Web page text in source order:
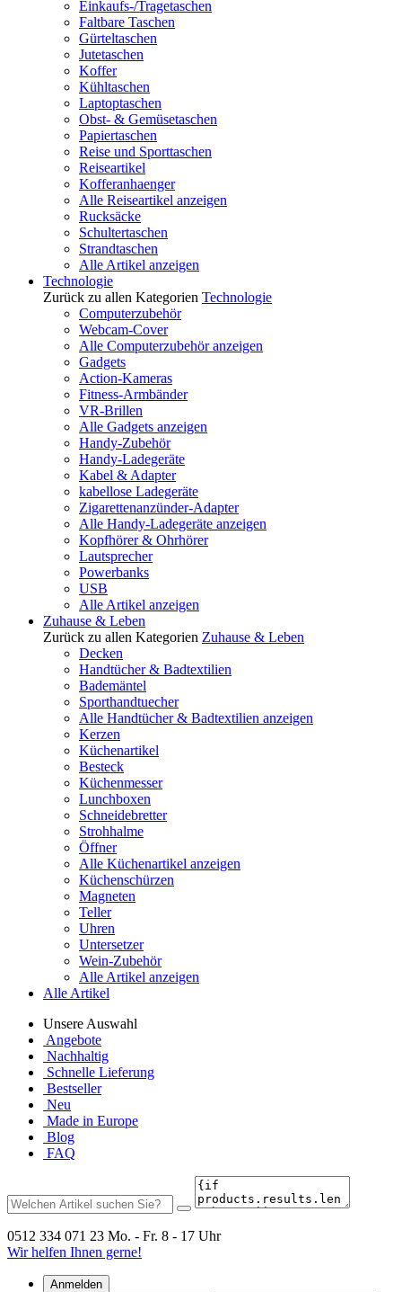
Einkaufs-/Tragetaschen
Faltbare Taschen
Gürteltaschen
Jutetaschen
Koffer
Kühltaschen
Laptoptaschen
Obst- & Gemüsetaschen
Papiertaschen
Reise und Sporttaschen
Reiseartikel
Kofferanhaenger
Alle Reiseartikel anzeigen
Rucksäcke
Schultertaschen
Strandtaschen
Alle Artikel anzeigen
Technologie
Zurück zu allen Kategorien Technologie
Computerzubehör
Webcam-Cover
Alle Computerzubehör anzeigen
Gadgets
Action-Kameras
Fitness-Armbänder
VR-Brillen
Alle Gadgets anzeigen
Handy-Zubehör
Handy-Ladegeräte
Kabel & Adapter
kabellose Ladegeräte
Zigarettenanzünder-Adapter
Alle Handy-Ladegeräte anzeigen
Kopfhörer & Ohrhörer
Lautsprecher
Powerbanks
USB
Alle Artikel anzeigen
Zuhause & Leben
Zurück zu allen Kategorien Zuhause & Leben
Decken
Handtücher & Badtextilien
Bademäntel
Sporthandtuecher
Alle Handtücher & Badtextilien anzeigen
Kerzen
Küchenartikel
Besteck
Küchenmesser
Lunchboxen
Schneidebretter
Strohhalme
Öffner
Alle Küchenartikel anzeigen
Küchenschürzen
Magneten
Teller
Uhren
Untersetzer
Wein-Zubehör
Alle Artikel anzeigen
Alle Artikel
Unsere Auswahl
Angebote
Nachhaltig
Schnelle Lieferung
Bestseller
Neu
Made in Europe
Blog
FAQ
0512 334 071 23 Mo. - Fr. 8 - 17 Uhr
Wir helfen Ihnen gerne!
Anmelden